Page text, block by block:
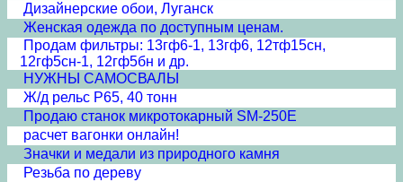
Дизайнерские обои, Луганск
Женская одежда по доступным ценам.
Продам фильтры: 13гф6-1, 13гф6, 12тф15сн,
12гф5сн-1, 12гф5бн и др.
НУЖНЫ САМОСВАЛЫ
Ж/д рельс Р65, 40 тонн
Продаю станок микротокарный SM-250E
расчет вагонки онлайн!
Значки и медали из природного камня
Резьба по дереву